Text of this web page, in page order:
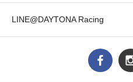
LINE@DAYTONA Racing